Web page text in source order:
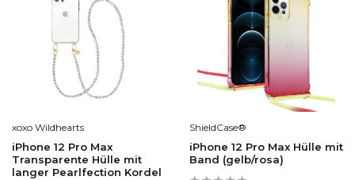
xoxo Wildhearts
iPhone 12 Pro Max
Transparente Hülle mit
langer Pearlfection Kordel
ShieldCase®
iPhone 12 Pro Max Hülle mit
Band (gelb/rosa)